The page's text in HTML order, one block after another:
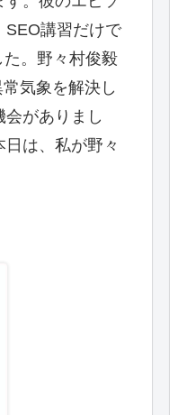
SEO講習だけで
。野々村俊毅
気象を解決し
がありまし
は、私が野々